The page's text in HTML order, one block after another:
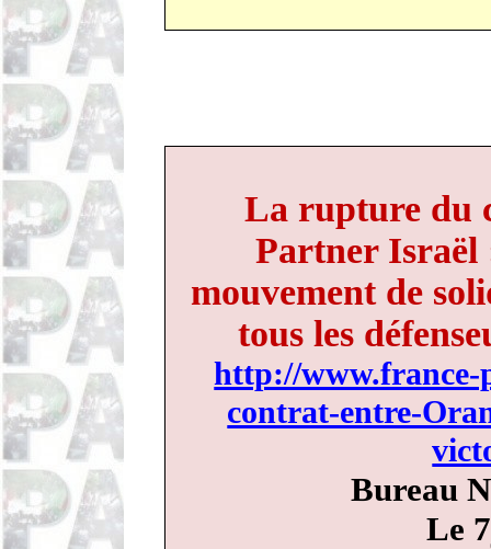
La rupture du
Partner Israël
mouvement de
tous les
http://
contrat-entre-
Bureau
Le